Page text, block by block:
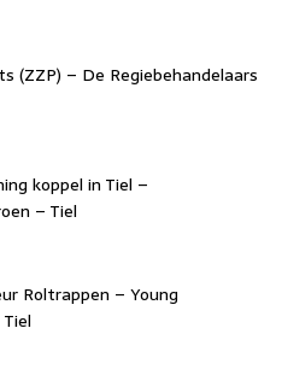
(ZZP) – De Regiebehandelaars
koppel in Tiel –
– Tiel
Roltrappen – Young